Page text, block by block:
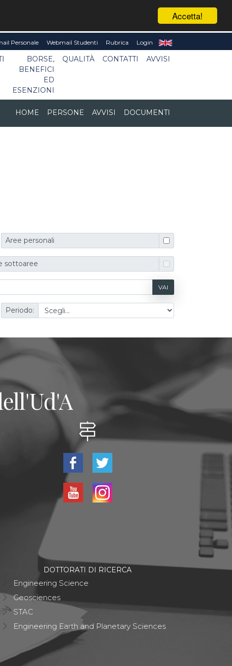
Accetta!
Personale Webmail Studenti Rubrica Login
BORSE,
BENEFICI
ED
ESENZIONI
QUALITÀ CONTATTI AVVISI
HOME PERSONE AVVISI DOCUMENTI
Aree personali
sottoaree
VAI
Periodo:
DOTTORATI DI RICERCA
Engineering Science
Geosciences
STAC
Engineering Earth and Planetary Sciences